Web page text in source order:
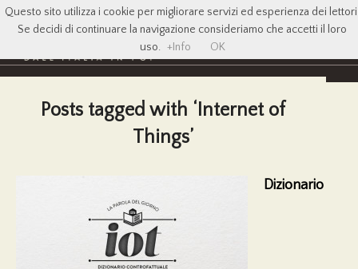
Posts tagged with ‘Internet of
Things’
Dizionario
Questo sito utilizza i cookie per migliorare servizi ed esperienza dei
Se decidi di continuare la navigazione consideriamo che accetti il loro
uso. +Info OK